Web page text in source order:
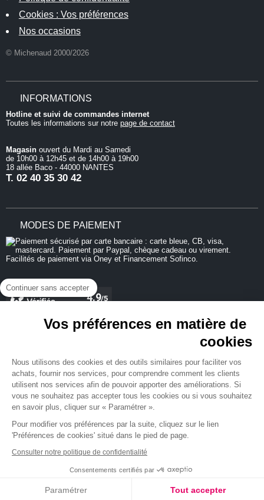
Continuer sans accepter
Vos préférences en matière de
cookies
Nous utilisons des cookies et des outils similaires pour faciliter vos
achats, fournir nos services, pour comprendre comment les clients
utilisent nos services afin de pouvoir apporter des améliorations. Si
vous ne souhaitez pas accepter tous les cookies ou si vous souhaitez
en savoir plus, cliquer sur « Paramétrer ».
Pour modifier vos préférences par la suite, cliquez sur le lien
'Préférences de cookies' situé dans le pied de page.
Consulter notre politique de confidentialité
Consentements certifiés par
Paramétrer Tout accepter
Cookies : Vos préférences
Nos occasions
© Michenaud 2000/2026
INFORMATIONS
Hotline et suivi de commandes internet
Toutes les informations sur notre page de contact
Magasin ouvert du Mardi au Samedi
de 10h00 à 12h45 et de 14h00 à 19h00
18 allée Baco - 44000 NANTES
T. 02 40 35 30 42
MODES DE PAIEMENT
NEWSLETTER